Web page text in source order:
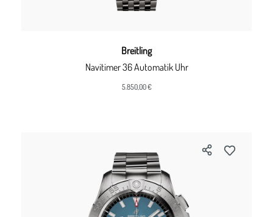
Breitling
Navitimer 36 Automatik Uhr
5.850,00 €